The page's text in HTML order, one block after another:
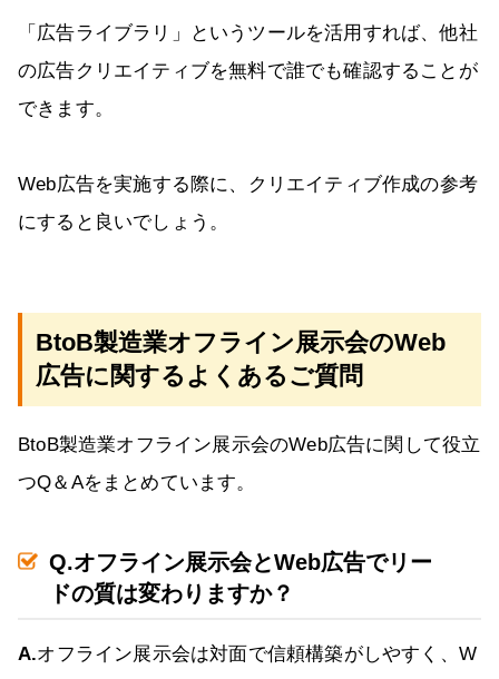
「広告ライブラリ」というツールを活用すれば、他社
の広告クリエイティブを無料で誰でも確認することが
できます。
Web広告を実施する際に、クリエイティブ作成の参考
にすると良いでしょう。
BtoB製造業オフライン展示会のWeb
広告に関するよくあるご質問
BtoB製造業オフライン展示会のWeb広告に関して役立
つQ＆Aをまとめています。
Q.オフライン展示会とWeb広告でリー
ドの質は変わりますか？
A.オフライン展示会は対面で信頼構築がしやすく、W